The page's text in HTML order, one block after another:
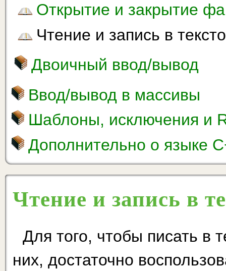
Открытие и закрытие
Чтение и запись в
Двоичный ввод/вывод
Ввод/вывод в массивы
Шаблоны, исключения и
Дополнительно о языке
Чтение и запись в
Для того, чтобы писать в
них, достаточно